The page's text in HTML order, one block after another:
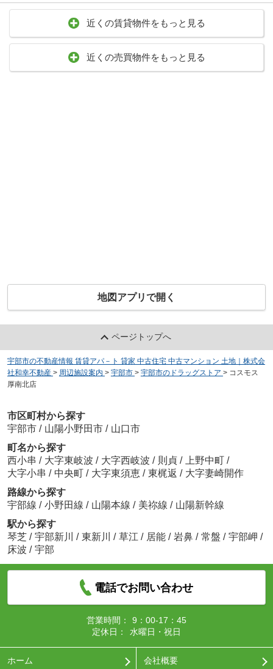
近くの賃貸物件をもっと見る
近くの売買物件をもっと見る
地図アプリで開く
ページトップへ
宇部市の不動産情報 賃貸アパ－ト 貸家 中古住宅 中古マンション 土地｜株式会
社和幸不動産 > 周辺施設案内 > 宇部市 > 宇部市のドラッグストア > コスモス
厚南北店
市区町村から探す
宇部市 / 山陽小野田市 / 山口市
町名から探す
西小串 / 大字東岐波 / 大字西岐波 / 則貞 / 上野中町 /
大字小串 / 中央町 / 大字東須恵 / 東梶返 / 大字妻崎開作
路線から探す
宇部線 / 小野田線 / 山陽本線 / 美祢線 / 山陽新幹線
駅から探す
琴芝 / 宇部新川 / 東新川 / 草江 / 居能 / 岩鼻 / 常盤 / 宇部岬 /
床波 / 宇部
電話でお問い合わせ
営業時間：
9：00-17：45
定休日：
水曜日・祝日
ホーム 会社概要